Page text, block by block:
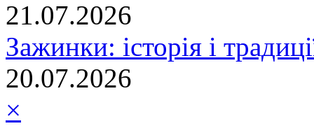
21.07.2026
Зажинки: історія і
20.07.2026
×